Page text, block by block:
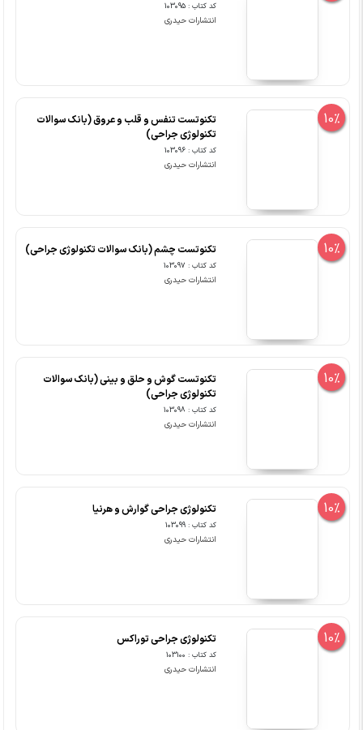
کد کتاب : 103095
انتشارات حیدری
10%
تکنوتست تنفس و قلب و عروق (بانک سوالات
تکنولوژی جراحی)
کد کتاب : 103096
انتشارات حیدری
10% تکنوتست چشم (بانک سوالات تکنولوژی جراحی)
کد کتاب : 103097
انتشارات حیدری
10%
تکنوتست گوش و حلق و بینی (بانک سوالات
تکنولوژی جراحی)
کد کتاب : 103098
انتشارات حیدری
10% تکنولوژی جراحی گوارش و هرنیا
کد کتاب : 103099
انتشارات حیدری
10% تکنولوژی جراحی توراکس
کد کتاب : 103100
انتشارات حیدری